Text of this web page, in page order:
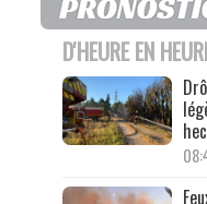
D'HEURE EN